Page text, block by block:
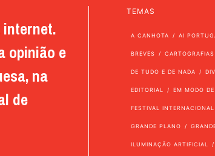
opinião e
na
de
TEMAS
A CANHOTA AI
BREVES CARTOGRAFIAS
DE TUDO E DE NADA
EDITORIAL EM MODO
FESTIVAL
GRANDE PLANO
ILUMINAÇÃO ARTIFICIAL